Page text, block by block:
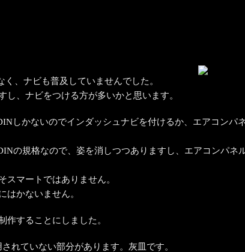
、ナビも普及していませんでした。
、ナビをつける方が多いかと思います。
しかないのでインダッシュナビを付けるか、エアコンパ
の規格なので、姿を消しつつありますし、エアコンパネ
スマートではありません。
はかないません。
作することにしました。
れていない部分があります。灰皿です。